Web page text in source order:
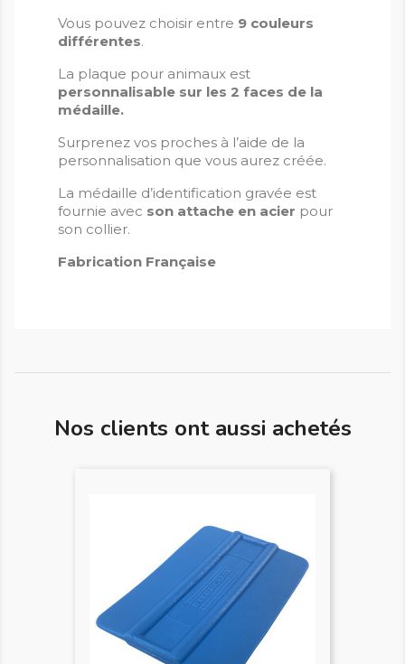
Vous pouvez choisir entre 9 couleurs
différentes.
La plaque pour animaux est
personnalisable sur les 2 faces de la
médaille.
Surprenez vos proches à l’aide de la
personnalisation que vous aurez créée.
La médaille d’identification gravée est
fournie avec son attache en acier pour
son collier.
Fabrication Française
Nos clients ont aussi achetés